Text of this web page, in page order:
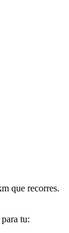
que recorres.
tu: